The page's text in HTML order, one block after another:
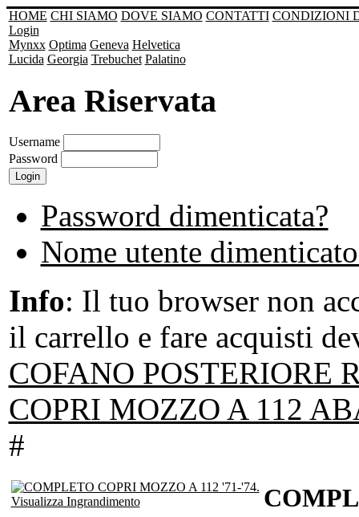
HOME CHI SIAMO DOVE SIAMO CONTATTI CONDIZIONI
Login
Mynxx Optima Geneva Helvetica
Lucida Georgia Trebuchet Palatino
Area Riservata
Username
Password
Password dimenticata?
Nome utente
Info: Il tuo browser non
il carrello e fare acquisti
COFANO POSTERIORE
COPRI MOZZO A 112
#
Visualizza Ingrandimento